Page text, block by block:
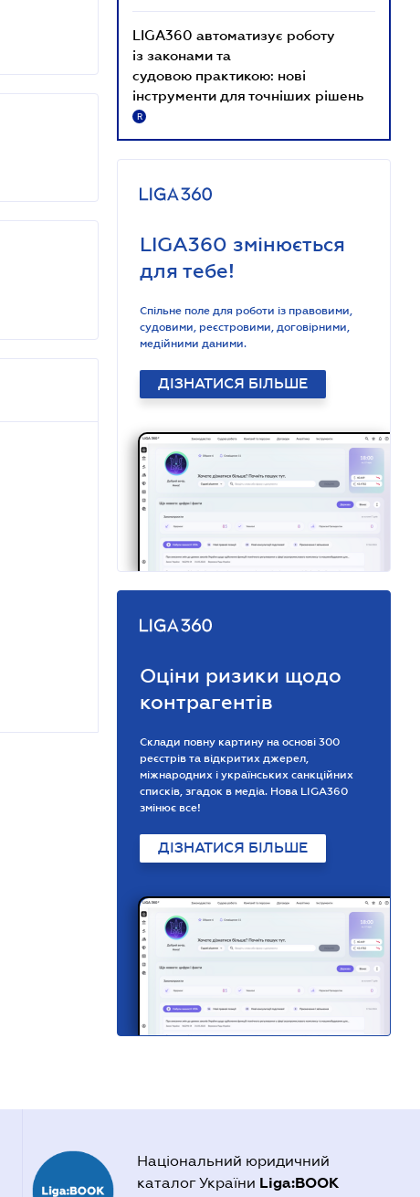
LIGA360 автоматизує роботу
із законами та
судовою практикою: нові
інструменти для точніших рішень
R
LIGA360 змінюється
для тебе!
Спільне поле для роботи із правовими,
судовими, реєстровими, договірними,
медійними даними.
ДІЗНАТИСЯ БІЛЬШЕ
Оціни ризики щодо
контрагентів
Склади повну картину на основі 300
реєстрів та відкритих джерел,
міжнародних і українських санкційних
списків, згадок в медіа. Нова LIGA360
змінює все!
ДІЗНАТИСЯ БІЛЬШЕ
Національний юридичний
каталог України Liga:BOOK